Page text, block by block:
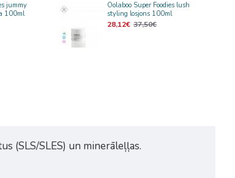
jummy
100ml
Oolaboo Super Foodies lush
styling losjons 100ml
28,12€ 37,50€
(SLS/SLES) un minerāleļļas.